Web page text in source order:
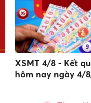
XSMT 4/8 - Kết
hôm nay ngày 4/